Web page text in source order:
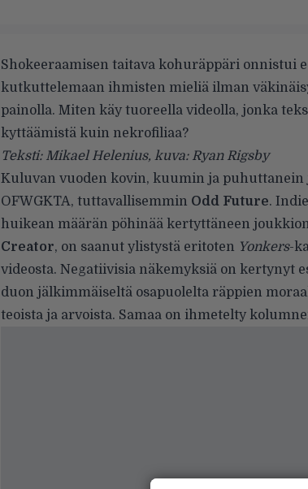
Shokeeraamisen taitava kohuräppäri onnistui
kutkuttelemaan ihmisten mieliä ilman
painolla. Miten käy tuoreella videolla, jonka
kyttäämistä kuin nekrofiliaa?
Teksti: Mikael Helenius, kuva: Ryan Rigsby
Kuluvan vuoden kovin, kuumin ja
OFWGKTA, tuttavallisemmin Odd Future.
huikean määrän pöhinää kertyttäneen
Creator, on saanut ylistystä eritoten Yonkers-
videosta. Negatiivisia näkemyksiä on kertynyt
duon jälkimmäiseltä osapuolelta räppien
teoista ja arvoista. Samaa on ihmetelty